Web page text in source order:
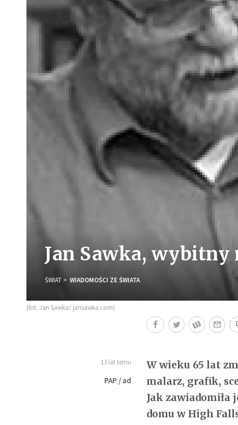
Jan Sawka,
ŚWIAT WIADOMOŚCI ZE ŚWIATA
(fot. Jan Sawka/ jansawka.com)
13 lat temu
PAP / ad
W wieku 65 lat
malarz, grafik,
Jak zawiadomiła
domu w High